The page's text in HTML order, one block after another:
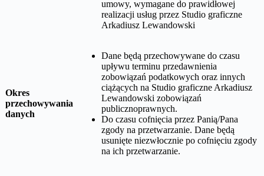
umowy, wymagane do prawidłowej
realizacji usług przez Studio graficzne
Arkadiusz Lewandowski
Okres
przechowywania
danych
Dane będą przechowywane do czasu
upływu terminu przedawnienia
zobowiązań podatkowych oraz innych
ciążących na Studio graficzne Arkadiusz
Lewandowski zobowiązań
publicznoprawnych.
Do czasu cofnięcia przez Panią/Pana
zgody na przetwarzanie. Dane będą
usunięte niezwłocznie po cofnięciu zgody
na ich przetwarzanie.